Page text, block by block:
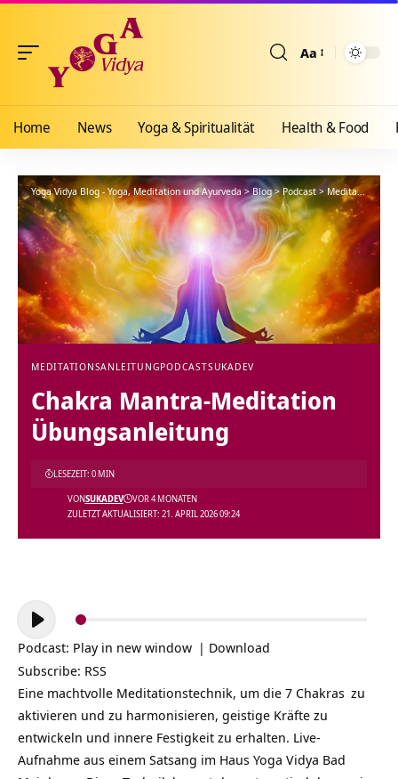
Aa
Home News Yoga & Spiritualität Health & Food
Yoga Vidya Blog - Yoga, Meditation und Ayurveda>Blog>Podcast>Meditationsanleitung
MEDITATIONSANLEITUNGPODCASTSUKADEV
Chakra Mantra-Meditation
Übungsanleitung
ZULETZT AKTUALISIERT: 21. APRIL 2026 09:24
VONSUKADEV VOR 4 MONATEN
LESEZEIT: 0 MIN
Audio-
Player
Podcast: Play in new window | Download
Subscribe: RSS
Eine machtvolle Meditationstechnik, um die 7 Chakras zu
aktivieren und zu harmonisieren, geistige Kräfte zu
entwickeln und innere Festigkeit zu erhalten. Live-
Aufnahme aus einem Satsang im Haus Yoga Vidya Bad